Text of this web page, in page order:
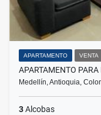
APARTAMENTO VENTA
APARTAMENTO
Medellín, Antioquia,
3Alcobas